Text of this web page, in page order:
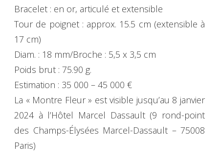
Bracelet : en or, articulé et extensible
Tour de poignet : approx. 15.5 cm (extensible à
17 cm)
Diam. : 18 mm/Broche : 5,5 x 3,5 cm
Poids brut : 75.90 g.
Estimation : 35 000 – 45 000 €
La « Montre Fleur » est visible jusqu’au 8 janvier
2024 à l’Hôtel Marcel Dassault (9 rond-point
des Champs-Élysées Marcel-Dassault – 75008
Paris)